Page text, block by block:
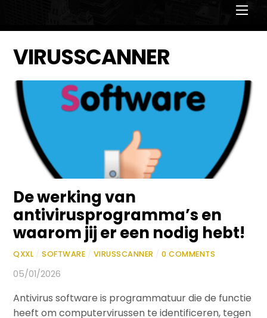
VIRUSSCANNER
De werking van
antivirusprogramma’s en
waarom jij er een nodig hebt!
QXXL SOFTWARE VIRUSSCANNER 0 COMMENTS
05/01/2026
Antivirus software is programmatuur die de functie
heeft om computervirussen te identificeren, tegen